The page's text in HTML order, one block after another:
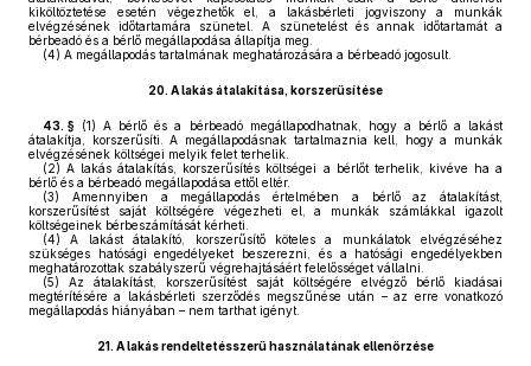
kiköltöztetése esetén végezhetők el, a lakásbérleti jogviszony a munkák
elvégzésének időtartamára szünetel. A szünetelést és annak időtartamát a
bérbeadó és a bérlő megállapodása állapítja meg.
(4) A megállapodás tartalmának meghatározására a bérbeadó jogosult.
20. A lakás átalakítása, korszerűsítése
43. § (1) A bérlő és a bérbeadó megállapodhatnak, hogy a bérlő a lakást
átalakítja, korszerűsíti. A megállapodásnak tartalmaznia kell, hogy a munkák
elvégzésének költségei melyik felet terhelik.
(2) A lakás átalakítás, korszerűsítés költségei a bérlőt terhelik, kivéve ha a
bérlő és a bérbeadó megállapodása ettől eltér.
(3) Amennyiben a megállapodás értelmében a bérlő az átalakítást,
korszerűsítést saját költségére végezheti el, a munkák számlákkal igazolt
költségeinek bérbeszámítását kérheti.
(4) A lakást átalakító, korszerűsítő köteles a munkálatok elvégzéséhez
szükséges hatósági engedélyeket beszerezni, és a hatósági engedélyekben
meghatározottak szabályszerű végrehajtásáért felelősséget vállalni.
(5) Az átalakítást, korszerűsítést saját költségére elvégző bérlő kiadásai
megtérítésére a lakásbérleti szerződés megszűnése után – az erre vonatkozó
megállapodás hiányában – nem tarthat igényt.
21. A lakás rendeltetésszerű használatának ellenőrzése